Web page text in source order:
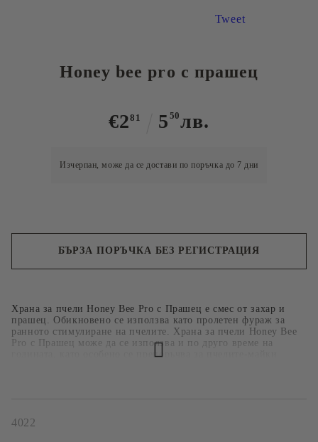
Tweet
Honey bee pro с прашец
€281 5 50лв.
Изчерпан, може да се достави по поръчка до 7 дни
Храна за пчели Honey Bee Pro с Прашец е смес от захар и
прашец. Обикновено се използва като пролетен фураж за
ранното стимулиране на пчелите. Храна за пчели Honey Bee
Pro с Прашец може да се използва и по друго време на
годината, като особено се препоръчва за пчелите-майки.
пчелен прашец. Протеинът, който осигурява поленът е от
БЪРЗА ПОРЪЧКА БЕЗ РЕГИСТРАЦИЯ
4022